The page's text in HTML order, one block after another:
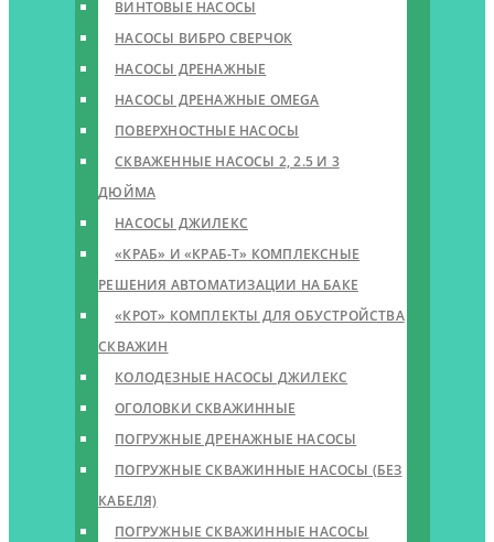
ВИНТОВЫЕ НАСОСЫ
НАСОСЫ ВИБРО СВЕРЧОК
НАСОСЫ ДРЕНАЖНЫЕ
НАСОСЫ ДРЕНАЖНЫЕ OMEGA
ПОВЕРХНОСТНЫЕ НАСОСЫ
СКВАЖЕННЫЕ НАСОСЫ 2, 2.5 И 3
ДЮЙМА
НАСОСЫ ДЖИЛЕКС
«КРАБ» И «КРАБ-Т» КОМПЛЕКСНЫЕ
РЕШЕНИЯ АВТОМАТИЗАЦИИ НА БАКЕ
«КРОТ» КОМПЛЕКТЫ ДЛЯ ОБУСТРОЙСТВА
СКВАЖИН
КОЛОДЕЗНЫЕ НАСОСЫ ДЖИЛЕКС
ОГОЛОВКИ СКВАЖИННЫЕ
ПОГРУЖНЫЕ ДРЕНАЖНЫЕ НАСОСЫ
ПОГРУЖНЫЕ СКВАЖИННЫЕ НАСОСЫ (БЕЗ
КАБЕЛЯ)
ПОГРУЖНЫЕ СКВАЖИННЫЕ НАСОСЫ